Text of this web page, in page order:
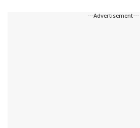
---Advertisement---